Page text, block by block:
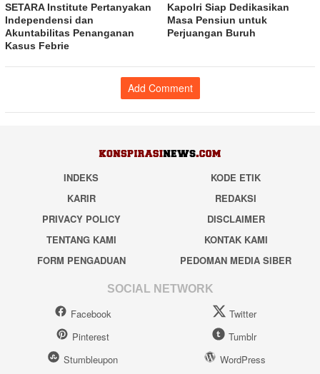
SETARA Institute Pertanyakan
Independensi dan
Akuntabilitas Penanganan
Kasus Febrie
Kapolri Siap Dedikasikan
Masa Pensiun untuk
Perjuangan Buruh
Add Comment
INDEKS
KODE ETIK
KARIR
REDAKSI
PRIVACY POLICY
DISCLAIMER
TENTANG KAMI
KONTAK KAMI
FORM PENGADUAN
PEDOMAN MEDIA SIBER
SOCIAL NETWORK
Facebook
Twitter
Pinterest
Tumblr
Stumbleupon
WordPress